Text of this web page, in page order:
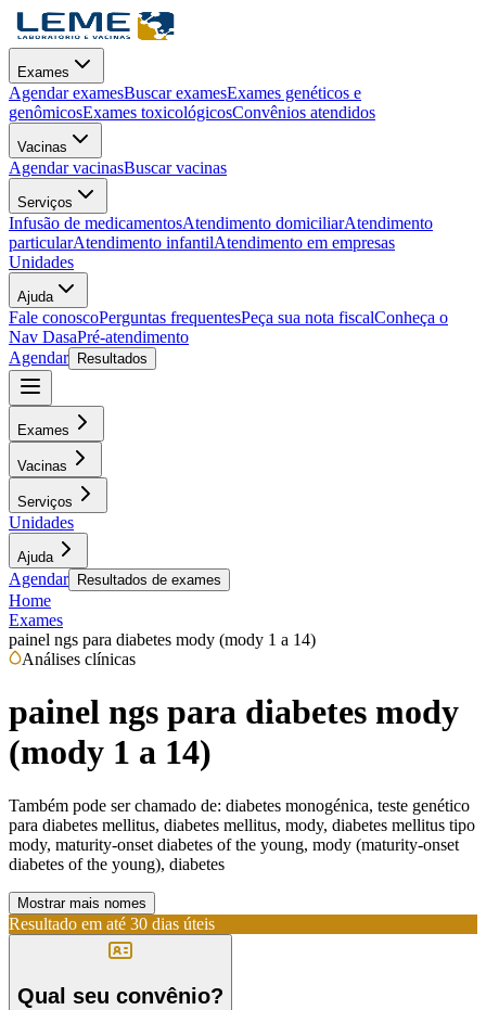
Exames
Agendar examesBuscar examesExames genéticos e
genômicosExames toxicológicosConvênios atendidos
Vacinas
Agendar vacinasBuscar vacinas
Serviços
Infusão de medicamentosAtendimento domiciliarAtendimento
particularAtendimento infantilAtendimento em empresas
Unidades
Ajuda
Fale conoscoPerguntas frequentesPeça sua nota fiscalConheça o
Nav DasaPré-atendimento
Agendar
Resultados
Exames
Vacinas
Serviços
Unidades
Ajuda
Agendar Resultados de exames
Home
Exames
painel ngs para diabetes mody (mody 1 a 14)
Análises clínicas
painel ngs para diabetes mody
(mody 1 a 14)
Também pode ser chamado de: diabetes monogénica, teste genético
para diabetes mellitus, diabetes mellitus, mody, diabetes mellitus tipo
mody, maturity-onset diabetes of the young, mody (maturity-onset
diabetes of the young), diabetes
Mostrar mais nomes
Resultado em até 30 dias úteis
Qual seu convênio?